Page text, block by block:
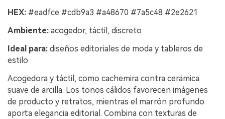
HEX: #eadfce #cdb9a3 #a48670 #7a5c48 #2e2621
Ambiente: acogedor, táctil, discreto
Ideal para: diseños editoriales de moda y tableros de
estilo
Acogedora y táctil, como cachemira contra cerámica
suave de arcilla. Los tonos cálidos favorecen imágenes
de producto y retratos, mientras el marrón profundo
aporta elegancia editorial. Combina con texturas de